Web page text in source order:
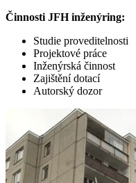
Činnosti JFH inženýring:
Studie proveditelnosti
Projektové práce
Inženýrská činnost
Zajištění dotací
Autorský dozor